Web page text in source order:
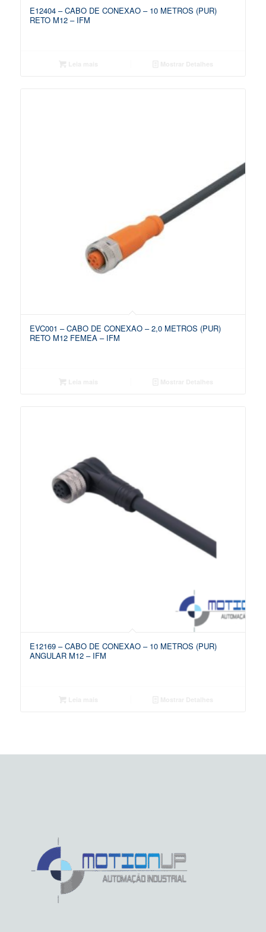
E12404 – CABO DE CONEXAO – 10 METROS (PUR)
RETO M12 – IFM
EVC001 – CABO DE CONEXAO – 2,0 METROS (PUR)
RETO M12 FEMEA – IFM
E12169 – CABO DE CONEXAO – 10 METROS (PUR)
ANGULAR M12 – IFM